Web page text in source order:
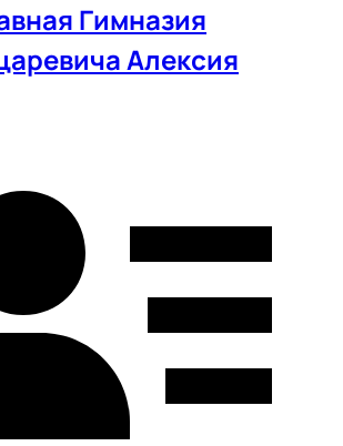
Гимназия
Алексия